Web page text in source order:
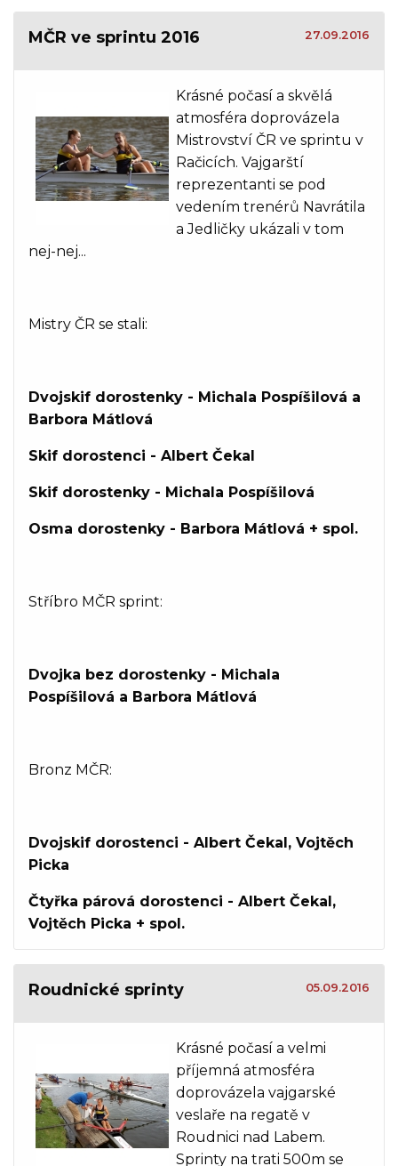
MČR ve sprintu 2016 27.09.2016
Krásné počasí a skvělá
atmosféra doprovázela
Mistrovství ČR ve sprintu v
Račicích. Vajgarští
reprezentanti se pod
vedením trenérů Navrátila
a Jedličky ukázali v tom
nej-nej...
Mistry ČR se stali:
Dvojskif dorostenky - Michala Pospíšilová a
Barbora Mátlová
Skif dorostenci - Albert Čekal
Skif dorostenky - Michala Pospíšilová
Osma dorostenky - Barbora Mátlová + spol.
Stříbro MČR sprint:
Dvojka bez dorostenky - Michala
Pospíšilová a Barbora Mátlová
Bronz MČR:
Dvojskif dorostenci - Albert Čekal, Vojtěch
Picka
Čtyřka párová dorostenci - Albert Čekal,
Vojtěch Picka + spol.
Roudnické sprinty 05.09.2016
Krásné počasí a velmi
příjemná atmosféra
doprovázela vajgarské
veslaře na regatě v
Roudnici nad Labem.
Sprinty na trati 500m se